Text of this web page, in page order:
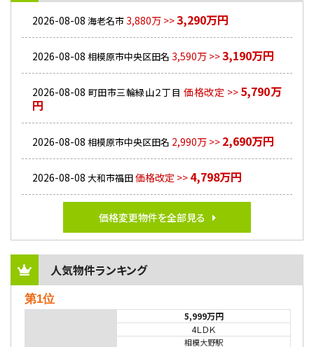
2026-08-08 海老名市3,880万 >>3,290万円
2026-08-08 相模原市中央区田名 3,590万 >>3,190万円
2026-08-08 町田市三輪緑山２丁目 価格改定 >> 5,790万
円
2026-08-08 相模原市中央区田名 2,990万 >> 2,690万円
2026-08-08 大和市福田価格改定 >> 4,798万円
価格変更物件を全部見る
人気物件ランキング
第1位
5,999万円
4ＬＤＫ
相模大野駅